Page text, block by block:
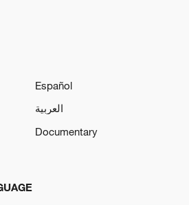
Español
العربية
Documentary